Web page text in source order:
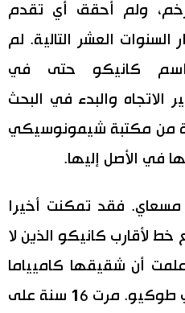
ولم أحقق أي تقدم
العشر التالية. لم
كانيكو حتى في
والبدء في البحث
من مكتبة شيمونوسيكي
في الأصل إليها.
فقد تمكنت أخيرا
خط لأقارب كانيكو الذين لا
أن شقيقها كاميياما
غاسوكي لا يزال يعيش في طوكيو. مرت 16 سنة على